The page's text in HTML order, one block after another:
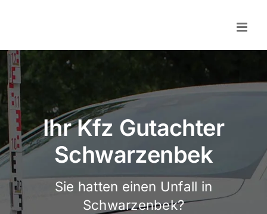
Ihr Kfz Gutachter
Schwarzenbek
Sie hatten einen Unfall in
Schwarzenbek?